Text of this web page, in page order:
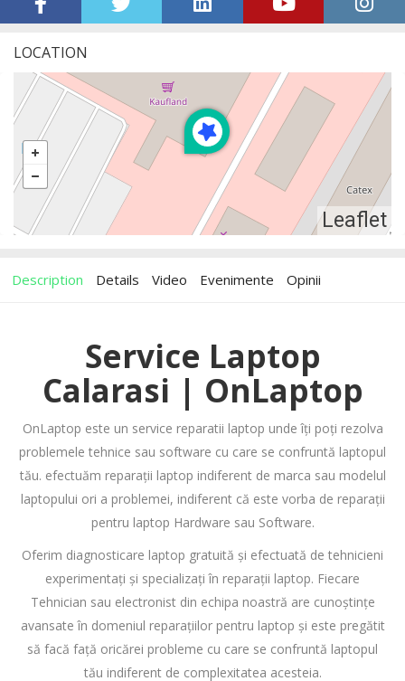
LOCATION
Leaflet
Description Details Video Evenimente Opinii
Service Laptop
Calarasi | OnLaptop
OnLaptop este un service reparatii laptop unde îți poți rezolva
problemele tehnice sau software cu care se confruntă laptopul
tău. efectuăm reparații laptop indiferent de marca sau modelul
laptopului ori a problemei, indiferent că este vorba de reparații
pentru laptop Hardware sau Software.
Oferim diagnosticare laptop gratuită și efectuată de tehnicieni
experimentați și specializați în reparații laptop. Fiecare
Tehnician sau electronist din echipa noastră are cunoștințe
avansate în domeniul reparațiilor pentru laptop și este pregătit
să facă față oricărei probleme cu care se confruntă laptopul
tău indiferent de complexitatea acesteia.